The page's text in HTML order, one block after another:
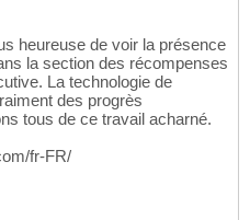
heureuse de voir la présence
la section des récompenses
La technologie de
des progrès
tous de ce travail acharné.
fr-FR/